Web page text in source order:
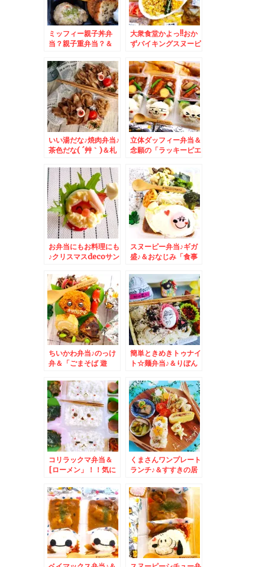
ミッフィー親子丼弁
当？親子重弁当？＆
ﾃﾏﾙさんの「塩ラーメ
ン」(*´艸`*)うまし♪
大衆食堂かよっ!!おか
ずバイキングスヌーピ
三平」さんの「塩ラー
メン」がやっぱり美味
しすぎるっ(*´艸`*)
いい湯だな♪焼肉弁当♪
茶色だな( ´艸｀)＆札
平」さんの「塩ラーメ
ン」♪(*´艸`*)
立体ダッフィー弁当＆
念願の「ラッキーピエ
ン」Σ(ﾟДﾟ)あの味だ
っ！！！！！
お弁当にもお料理にも
♪クリスマスdecoサン
「清水ラーメン風来」
さんの「塩ラーメン」
食べてみたよ～
スヌーピー弁当♪ギガ
盛♪＆おなじみ「食事
豚定食」と「半チャー
ハン」
ちいかわ弁当♪のっけ
弁＆「ごまそば 遊
ランチ」♪は、やっぱ
り「おろしそば」が好
き(*´艸`*)
簡単ときめきトゥナイ
ト☆麺弁当♪＆りぼん
メ。。。おなじみ
コリラックマ弁当＆
[ローメン」！！気に
平」さんが凄かった～
(*´艸`*)
くまさんワンプレート
ランチ♪＆すすきの居
古典家」さんの日替わ
りランチ持ち帰りでお
かずのみは１００円引
き(*´艸`*)